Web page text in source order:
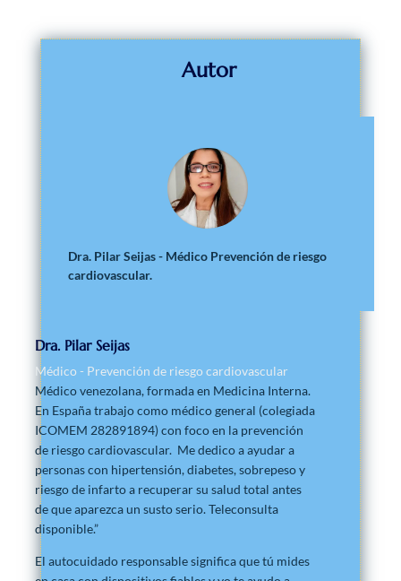
Autor
Dra. Pilar Seijas - Médico Prevención de riesgo
cardiovascular.
Dra. Pilar Seijas
Médico - Prevención de riesgo cardiovascular
Médico venezolana, formada en Medicina Interna.
En España trabajo como médico general (colegiada
ICOMEM 282891894) con foco en la prevención
de riesgo cardiovascular. Me dedico a ayudar a
personas con hipertensión, diabetes, sobrepeso y
riesgo de infarto a recuperar su salud total antes
de que aparezca un susto serio. Teleconsulta
disponible.”
El autocuidado responsable significa que tú mides